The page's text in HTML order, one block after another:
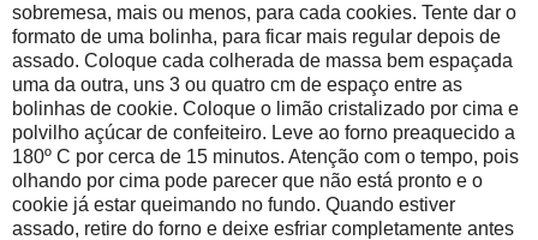
sobremesa, mais ou menos, para cada cookies. Tente dar o
formato de uma bolinha, para ficar mais regular depois de
assado. Coloque cada colherada de massa bem espaçada
uma da outra, uns 3 ou quatro cm de espaço entre as
bolinhas de cookie. Coloque o limão cristalizado por cima e
polvilho açúcar de confeiteiro. Leve ao forno preaquecido a
180º C por cerca de 15 minutos. Atenção com o tempo, pois
olhando por cima pode parecer que não está pronto e o
cookie já estar queimando no fundo. Quando estiver
assado, retire do forno e deixe esfriar completamente antes